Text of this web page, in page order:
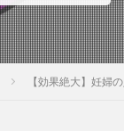
【効果絶大】妊婦